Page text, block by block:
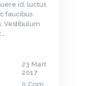
id, luctus
faucibus
Vestibulum
23 Mart
2017
0 Com